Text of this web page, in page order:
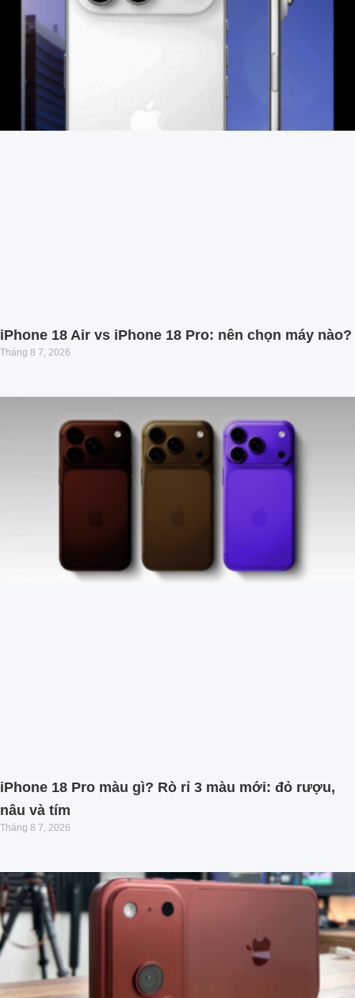
iPhone 18 Air vs iPhone 18 Pro: nên chọn máy nào?
Tháng 8 7, 2026
iPhone 18 Pro màu gì? Rò rỉ 3 màu mới: đỏ rượu,
nâu và tím
Tháng 8 7, 2026